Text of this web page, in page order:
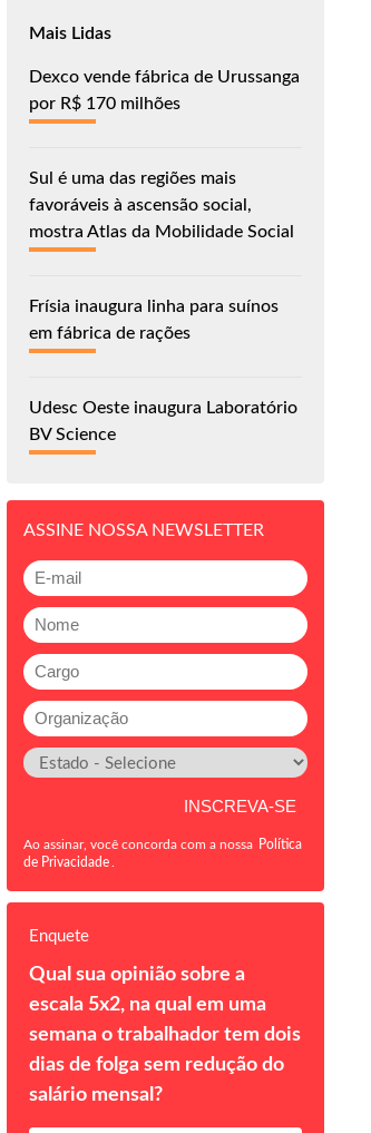
Mais Lidas
Dexco vende fábrica de Urussanga
por R$ 170 milhões
Sul é uma das regiões mais
favoráveis à ascensão social,
mostra Atlas da Mobilidade Social
Frísia inaugura linha para suínos
em fábrica de rações
Udesc Oeste inaugura Laboratório
BV Science
ASSINE NOSSA NEWSLETTER
Ao assinar, você concorda com a nossa Política
de Privacidade
Enquete
Qual sua opinião sobre a
escala 5x2, na qual em uma
semana o trabalhador tem dois
dias de folga sem redução do
salário mensal?